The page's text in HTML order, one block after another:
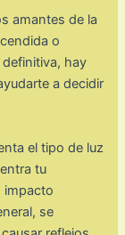
amantes de la
o
hay
a decidir
el tipo de luz
tu
impacto
se